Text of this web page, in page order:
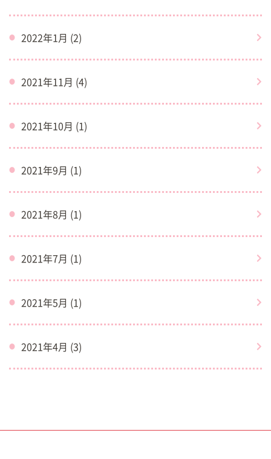
2022年1月 (2)
2021年11月 (4)
2021年10月 (1)
2021年9月 (1)
2021年8月 (1)
2021年7月 (1)
2021年5月 (1)
2021年4月 (3)